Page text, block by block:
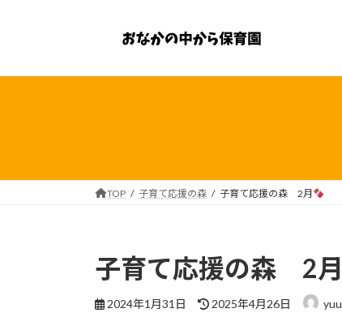
プ
動
TOP 子育て応援の森 子育て応援の森 2月
子育て応援の森 2月
2024年1月31日
最
2025年4月26日 yuu